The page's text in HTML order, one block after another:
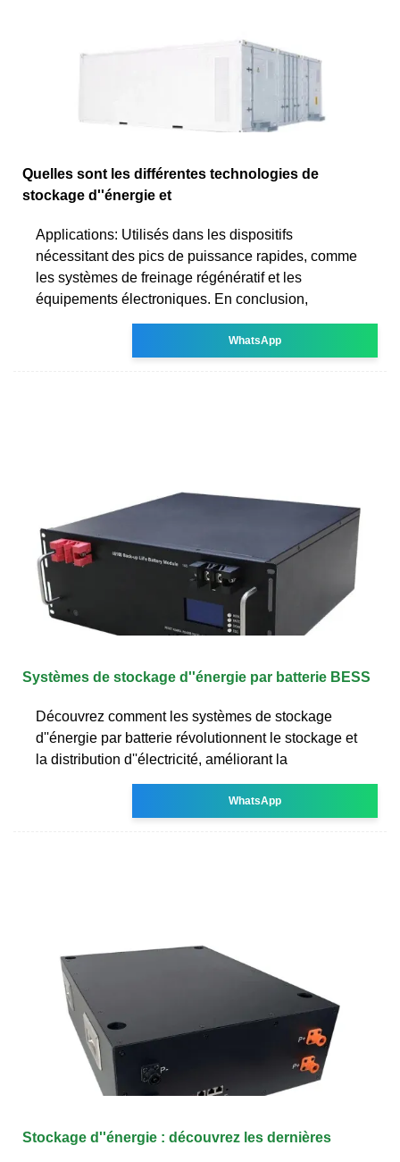
Quelles sont les différentes technologies de
stockage d''énergie et
Applications: Utilisés dans les dispositifs
nécessitant des pics de puissance rapides, comme
les systèmes de freinage régénératif et les
équipements électroniques. En conclusion,
WhatsApp
Systèmes de stockage d''énergie par batterie BESS
Découvrez comment les systèmes de stockage
d''énergie par batterie révolutionnent le stockage et
la distribution d''électricité, améliorant la
WhatsApp
Stockage d''énergie : découvrez les dernières